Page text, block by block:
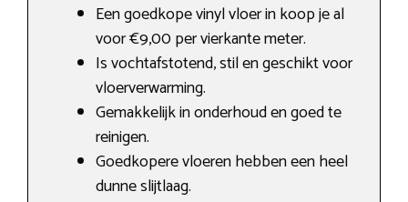
Een goedkope vinyl vloer in koop je al
voor €9,00 per vierkante meter.
Is vochtafstotend, stil en geschikt voor
vloerverwarming.
Gemakkelijk in onderhoud en goed te
reinigen.
Goedkopere vloeren hebben een heel
dunne slijtlaag.